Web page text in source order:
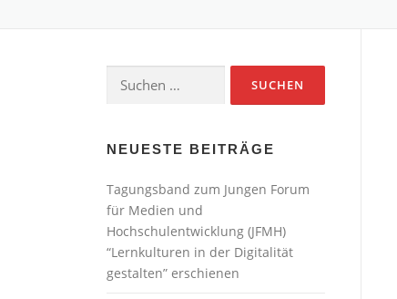
nach:
NEUESTE BEITRÄGE
Tagungsband zum Jungen Forum
für Medien und
Hochschulentwicklung (JFMH)
“Lernkulturen in der Digitalität
gestalten” erschienen